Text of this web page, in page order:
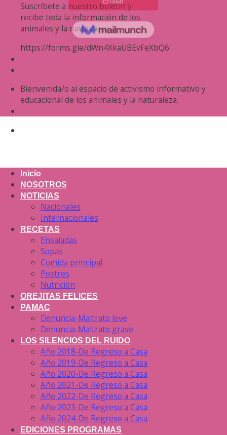
Suscríbete a nuestro boletín y
recibe toda la información de los
animales y la naturaleza
https://forms.gle/dWn4XkaUBEvFeXbQ6
Bienvenida/o al espacio de activismo informativo y
educacional de los animales y la naturaleza.
Inicio
NOSOTROS
NOTICIAS
Nacionales
Internacionales
RECETAS
Ensaladas
Sopas
Comida principal
Postres
Nutrición
OREJITAS FELICES
PAMAC
Denuncia-Maltrato leve
Denuncia-Maltrato grave
LOS SILENCIOS DEL RUIDO
Año 2018-De Regreso a Casa
Año 2019-De Regreso a Casa
Año 2020-De Regreso a Casa
Año 2021-De Regreso a Casa
Año 2022-De Regreso a Casa
Año 2023-De Regreso a Casa
Año 2024-De Regreso a Casa
EDICIONES PROGRAMAS